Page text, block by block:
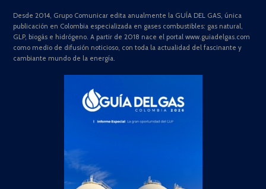
Desde 2014, Grupo Comunicar edita anualmente la GUÍA DEL GAS, única
publicación en Colombia especializada en gases combustibles: gas natural,
GLP, biogás e hidrógeno. A partir de 2018 nace el portal www.guiadelgas.com
como medio de difusión noticioso, con toda la actualidad del fascinante y
cambiante mundo de la energía.